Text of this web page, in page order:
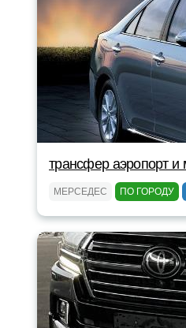
трансфер аэропорт и
МЕРСЕДЕС ПО ГОРОДУ